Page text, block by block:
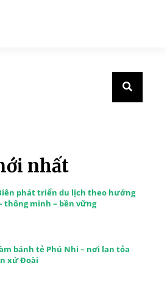
nhất
phát triển du lịch theo hướng
thông minh – bền vững
bánh tẻ Phú Nhi – nơi lan tỏa
xứ Đoài